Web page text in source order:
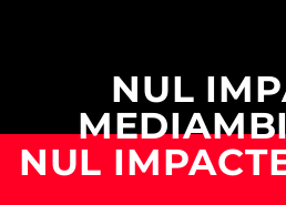
NUL
NUL